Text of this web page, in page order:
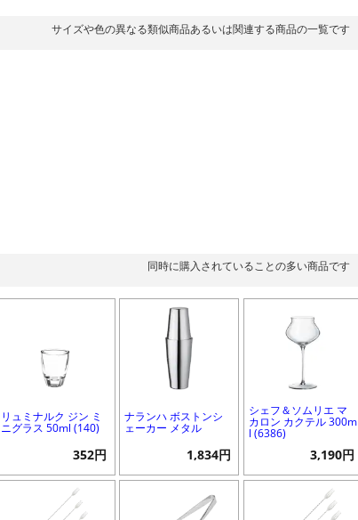
サイズや色の異なる類似商品あるいは関連する商品の一覧です
同時に購入されていることの多い商品です
リュミナルク ジン ミ
ニグラス 50ml (140)
352円
ナランハ ボストンシ
ェーカー メタル
1,834円
シェフ＆ソムリエ マ
カロン カクテル 300m
l (6386)
3,190円